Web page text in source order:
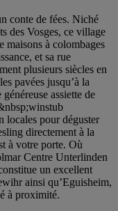
conte de fées. Niché
des Vosges, ce village
maisons à colombages
et sa rue
plusieurs siècles en
pavées jusqu’à la
assiette de
locales pour déguster
directement à la
à votre porte. Où
Centre Unterlinden
un excellent
ainsi qu’Eguisheim,
à proximité.